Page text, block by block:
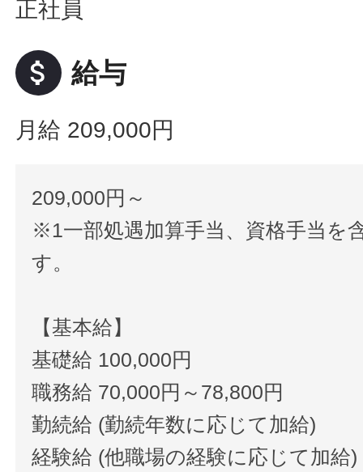
正社員
attach_money 給与
月給 209,000円
209,000円～
※1一部処遇加算手当、資格手当を
す。
【基本給】
基礎給 100,000円
職務給 70,000円～78,800円
勤続給 (勤続年数に応じて加給)
経験給 (他職場の経験に応じて加給)